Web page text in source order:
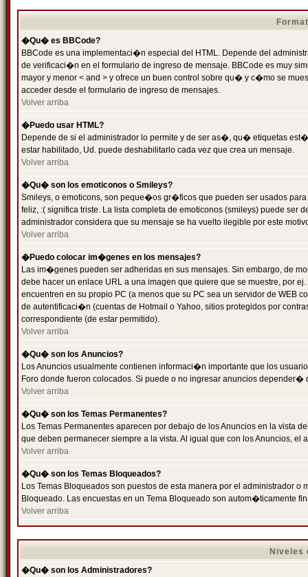
�Qu� es BBCode?
BBCode es una implementaci�n especial del HTML. Depende del
de verificaci�n en el formulario de ingreso de mensaje. BBCode es muy
mayor y menor < and > y ofrece un buen control sobre qu� y c�mo se
acceder desde el formulario de ingreso de mensajes.
Volver arriba
�Puedo usar HTML?
Depende de si el administrador lo permite y de ser as�, qu� etiquetas
estar habilitado, Ud. puede deshabilitarlo cada vez que crea un mensaje.
Volver arriba
�Qu� son los emoticonos o Smileys?
Smileys, o emoticons, son peque�os gr�ficos que pueden ser usados
feliz, :( significa triste. La lista completa de emoticonos (smileys) puede
administrador considera que su mensaje se ha vuelto ilegible por este
Volver arriba
�Puedo colocar im�genes en los mensajes?
Las im�genes pueden ser adheridas en sus mensajes. Sin embargo, de
debe hacer un enlace URL a una imagen que quiere que se muestre, por
encuentren en su propio PC (a menos que su PC sea un servidor de
de autentificaci�n (cuentas de Hotmail o Yahoo, sitios protegidos por
correspondiente (de estar permitido).
Volver arriba
�Qu� son los Anuncios?
Los Anuncios usualmente contienen informaci�n importante que los
Foro donde fueron colocados. Si puede o no ingresar anuncios
Volver arriba
�Qu� son los Temas Permanentes?
Los Temas Permanentes aparecen por debajo de los Anuncios en la
que deben permanecer siempre a la vista. Al igual que con los Anuncios,
Volver arriba
�Qu� son los Temas Bloqueados?
Los Temas Bloqueados son puestos de esta manera por el administrador
Bloqueado. Las encuestas en un Tema Bloqueado son autom�ticamente
Volver arriba
Niveles
�Qu� son los Administradores?